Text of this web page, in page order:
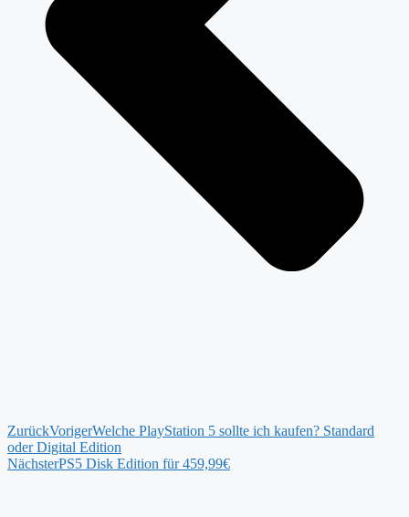
ZurückVorigerWelche PlayStation 5 sollte ich kaufen? Standard
oder Digital Edition
NächsterPS5 Disk Edition für 459,99€